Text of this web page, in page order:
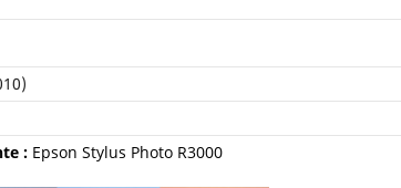
: Epson Stylus Photo R3000